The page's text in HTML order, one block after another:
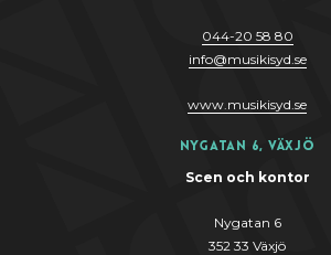
044-20 58 80
info@musikisyd.se
www.musikisyd.se
Nygatan 6, Växjö
Scen och kontor
Nygatan 6
352 33 Växjö